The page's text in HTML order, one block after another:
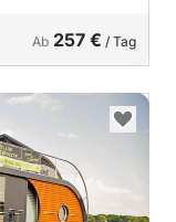
Ab 257 € / Tag